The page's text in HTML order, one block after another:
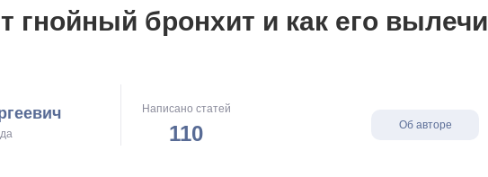
гнойный бронхит и как его
Написано статей
110 Об авторе